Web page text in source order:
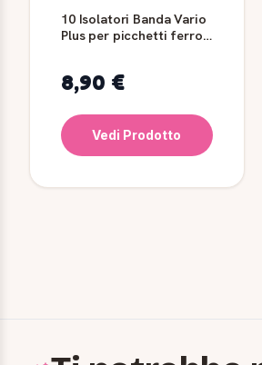
10 Isolatori Banda Vario
Plus per picchetti ferro -
8,90 €
Vedi Prodotto